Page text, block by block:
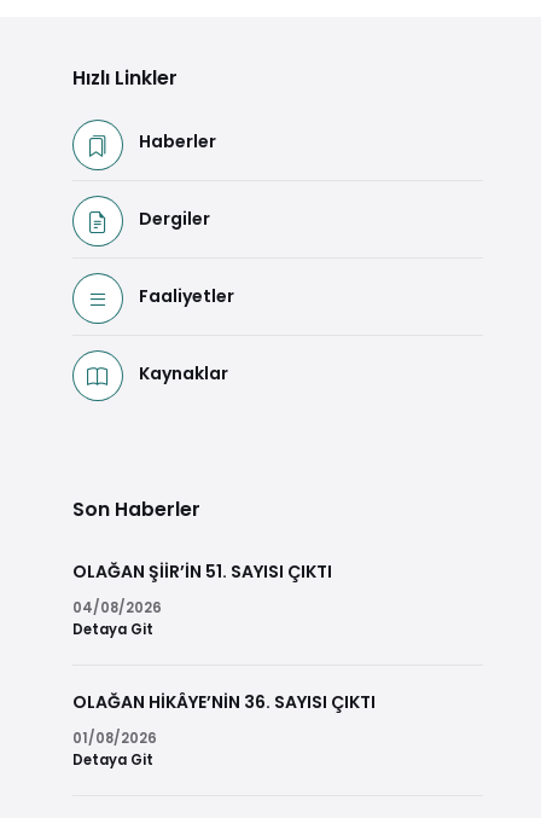
Hızlı Linkler
Haberler
Dergiler
Faaliyetler
Kaynaklar
Son Haberler
OLAĞAN ŞİİR’İN 51. SAYISI ÇIKTI
04/08/2026
Detaya Git
OLAĞAN HİKÂYE’NİN 36. SAYISI ÇIKTI
01/08/2026
Detaya Git